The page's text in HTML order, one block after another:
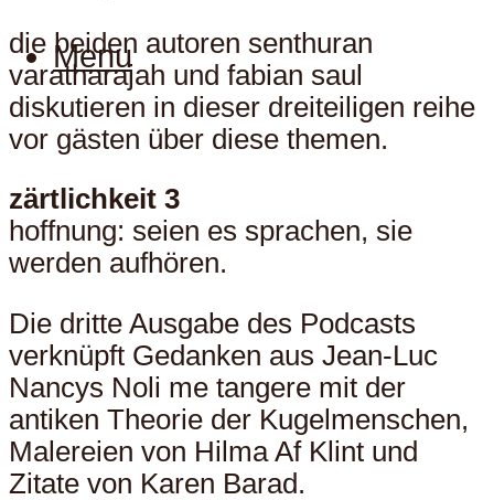
Menu
die beiden autoren senthuran
varatharajah und fabian saul
diskutieren in dieser dreiteiligen reihe
vor gästen über diese themen.
zärtlichkeit 3
hoffnung: seien es sprachen, sie
werden aufhören.
Die dritte Ausgabe des Podcasts
verknüpft Gedanken aus Jean-Luc
Nancys Noli me tangere mit der
antiken Theorie der Kugelmenschen,
Malereien von Hilma Af Klint und
Zitate von Karen Barad.